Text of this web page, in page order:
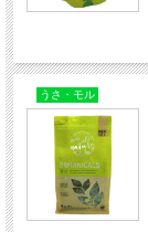
うさ・モル